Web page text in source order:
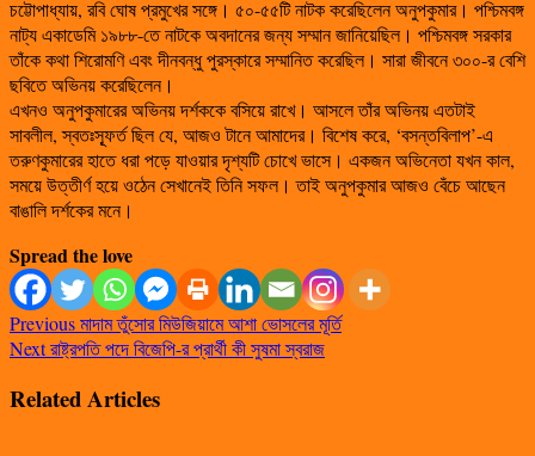
চট্টোপাধ্যায়, রবি ঘোষ প্রমুখের সঙ্গে। ৫০-৫৫টি নাটক করেছিলেন অনুপকুমার। পশ্চিমবঙ্গ
নাট্য একাডেমি ১৯৮৮-তে নাটকে অবদানের জন্য সম্মান জানিয়েছিল। পশ্চিমবঙ্গ সরকার
তাঁকে কথা শিরোমণি এবং দীনবন্ধু পুরস্কারে সম্মানিত করেছিল। সারা জীবনে ৩০০-র বেশি
ছবিতে অভিনয় করেছিলেন।
এখনও অনুপকুমারের অভিনয় দর্শককে বসিয়ে রাখে। আসলে তাঁর অভিনয় এতটাই
সাবলীল, স্বতঃস্ফূর্ত ছিল যে, আজও টানে আমাদের। বিশেষ করে, ‘বসন্তবিলাপ’-এ
তরুণকুমারের হাতে ধরা পড়ে যাওয়ার দৃশ্যটি চোখে ভাসে। একজন অভিনেতা যখন কাল,
সময়ে উত্তীর্ণ হয়ে ওঠেন সেখানেই তিনি সফল। তাই অনুপকুমার আজও বেঁচে আছেন
বাঙালি দর্শকের মনে।
Spread the love
Previousমাদাম তুঁসোর মিউজিয়ামে আশা ভোসলের মূর্তি
Nextরাষ্ট্রপতি পদে বিজেপি-র প্রার্থী কী সুষমা স্বরাজ
Related Articles